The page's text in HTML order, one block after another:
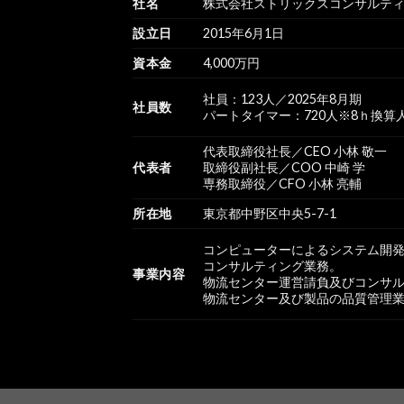
社名
株式会社ストリックスコンサルテ
設立日
2015年6月1日
資本金
4,000万円
社員数
社員：123人／2025年8月期
パートタイマー：720人※8ｈ換算
代表者
代表取締役社長／CEO 小林 敬一
取締役副社長／COO 中崎 学
専務取締役／CFO 小林 亮輔
所在地
東京都中野区中央5-7-1
事業内容
コンピューターによるシステム開
コンサルティング業務。
物流センター運営請負及びコンサ
物流センター及び製品の品質管理